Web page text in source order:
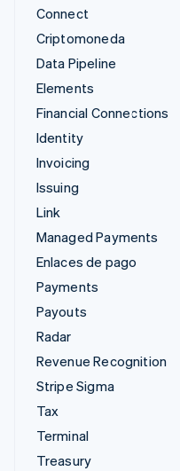
Connect
Criptomoneda
Data Pipeline
Elements
Financial Connections
Identity
Invoicing
Issuing
Link
Managed Payments
Enlaces de pago
Payments
Payouts
Radar
Revenue Recognition
Stripe Sigma
Tax
Terminal
Treasury